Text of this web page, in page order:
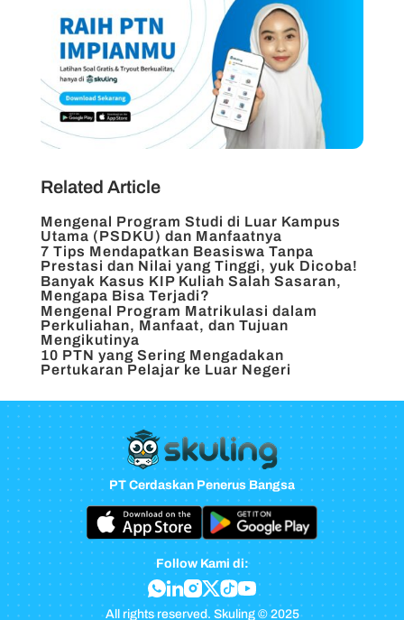
Related Article
Mengenal Program Studi di Luar Kampus
Utama (PSDKU) dan Manfaatnya
7 Tips Mendapatkan Beasiswa Tanpa
Prestasi dan Nilai yang Tinggi, yuk Dicoba!
Banyak Kasus KIP Kuliah Salah Sasaran,
Mengapa Bisa Terjadi?
Mengenal Program Matrikulasi dalam
Perkuliahan, Manfaat, dan Tujuan
Mengikutinya
10 PTN yang Sering Mengadakan
Pertukaran Pelajar ke Luar Negeri
PT Cerdaskan Penerus Bangsa
Follow Kami di:
All rights reserved. Skuling © 2025